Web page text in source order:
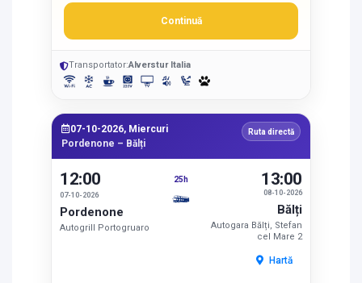
Continuă
Transportator:Alverstur Italia
07-10-2026, Miercuri
Pordenone – Bălți
Ruta directă
12:00
07-10-2026
Pordenone
Autogrill Portogruaro
25h
08-10-2026
13:00
Bălți
Autogara Bălți, Stefan
cel Mare 2
Hartă